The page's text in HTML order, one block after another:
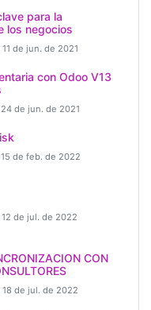
para la
los negocios
11 de jun. de 2021
con Odoo V13
24 de jun. de 2021
15 de feb. de 2022
12 de jul. de 2022
CON
18 de jul. de 2022